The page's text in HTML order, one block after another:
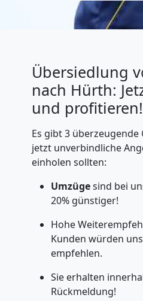
Übersiedlung
nach Hürth:
und profitieren!
Es gibt 3
jetzt unverbindliche
einholen sollten:
Umzügesind bei
20% günstiger!
Hohe
Kunden würden
empfehlen.
Sie erhalten
Rückmeldung!